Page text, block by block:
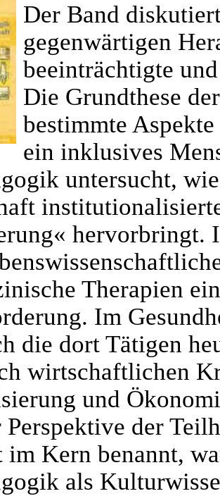
Der Band
gegenwärtigen
beeinträchtigte
Die Grundthese
bestimmte
ein inklusives
untersucht,
hervorbringt.
Therapien
Im
die dort Tätigen
wirtschaftlichen
und
der
im Kern benannt,
als